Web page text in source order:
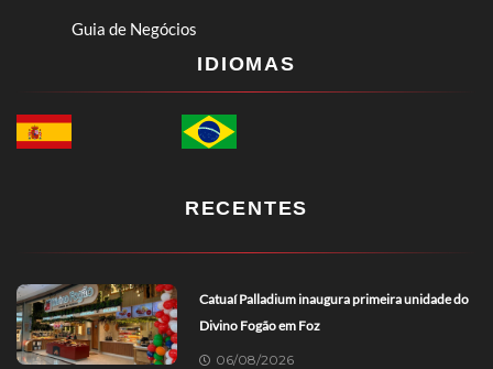
Guia de Negócios
IDIOMAS
RECENTES
Catuaí Palladium inaugura primeira unidade do
Divino Fogão em Foz
06/08/2026